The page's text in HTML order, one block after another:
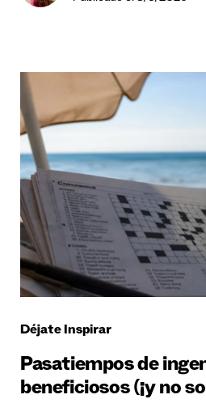
Déjate Inspirar
Pasatiempos de
beneficiosos (¡y no